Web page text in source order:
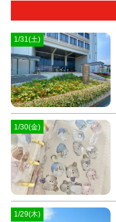
1/31(土)
1/30(金)
1/29(木)